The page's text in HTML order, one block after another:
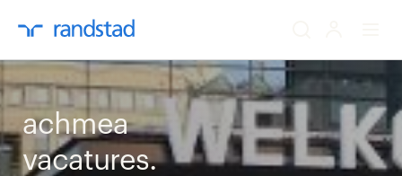
ik zoek een
werkgevers
achmea
vacatures.